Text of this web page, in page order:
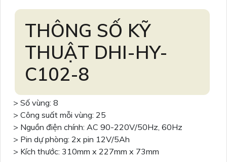
THÔNG SỐ KỸ
THUẬT DHI-HY-
C102-8
> Số vùng: 8
> Công suất mỗi vùng: 25
> Nguồn điện chính: AC 90-220V/50Hz, 60Hz
> Pin dự phòng: 2x pin 12V/5Ah
> Kích thước: 310mm x 227mm x 73mm